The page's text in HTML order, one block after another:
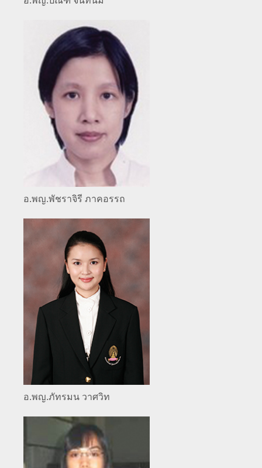
อ.พญ.พัชราจิรี ภาคอรรถ
อ.พญ.ภัทรมน วาศวิท